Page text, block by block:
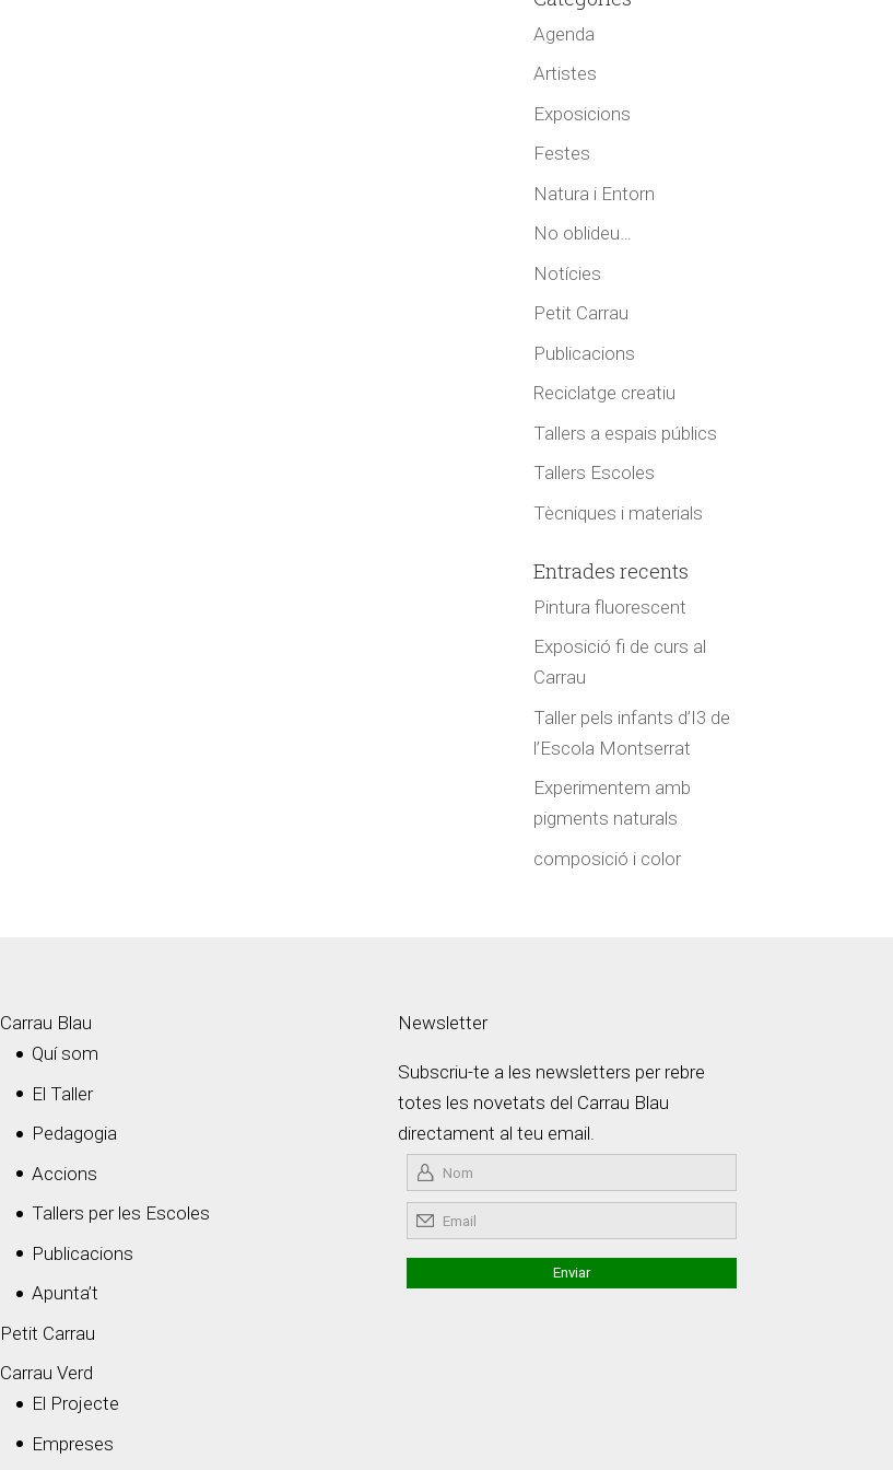
Agenda
Artistes
Exposicions
Festes
Natura i Entorn
No oblideu…
Notícies
Petit Carrau
Publicacions
Reciclatge creatiu
Tallers a espais públics
Tallers Escoles
Tècniques i materials
Entrades recents
Pintura fluorescent
Exposició fi de curs al
Carrau
Taller pels infants d’I3 de
l’Escola Montserrat
Experimentem amb
pigments naturals
composició i color
Carrau Blau
Quí som
El Taller
Pedagogia
Accions
Tallers per les Escoles
Publicacions
Apunta’t
Petit Carrau
Carrau Verd
El Projecte
Empreses
Newsletter
Subscriu-te a les newsletters per rebre
totes les novetats del Carrau Blau
directament al teu email.